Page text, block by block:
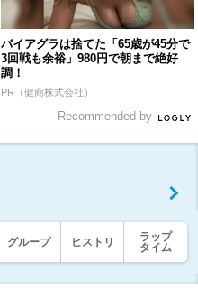
バイアグラは捨てた「65歳が45分で
3回戦も余裕」980円で朝まで絶好
調！
PR（健商株式会社）
Recommended by
グループ ヒストリ
ラップ
タイム